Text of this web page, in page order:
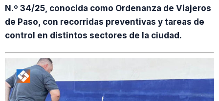
N.º 34/25, conocida como Ordenanza de Viajeros
de Paso, con recorridas preventivas y tareas de
control en distintos sectores de la ciudad.